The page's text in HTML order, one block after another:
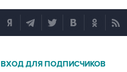
ВХОД ДЛЯ ПОДПИСЧИКОВ